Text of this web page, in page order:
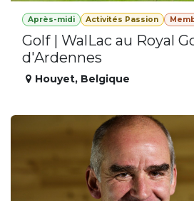
Après-midi Activités Passion
Golf | WalLac au Royal
d'Ardennes
Houyet, Belgique